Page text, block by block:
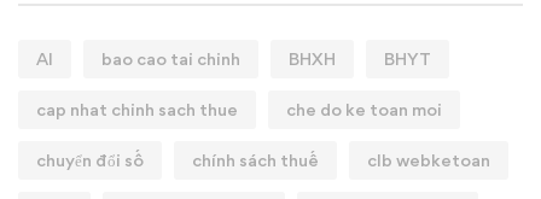
AI bao cao tai chinh BHXH BHYT
cap nhat chinh sach thue che do ke toan moi
chuyển đổi số chính sách thuế clb webketoan